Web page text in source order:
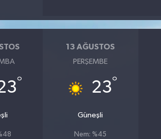
°
13 AĞUSTOS
PERŞEMBE
23°
Güneşli
Nem: %45